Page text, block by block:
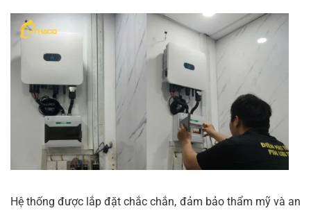
Hệ thống được lắp đặt chắc chắn, đảm bảo thẩm mỹ và an